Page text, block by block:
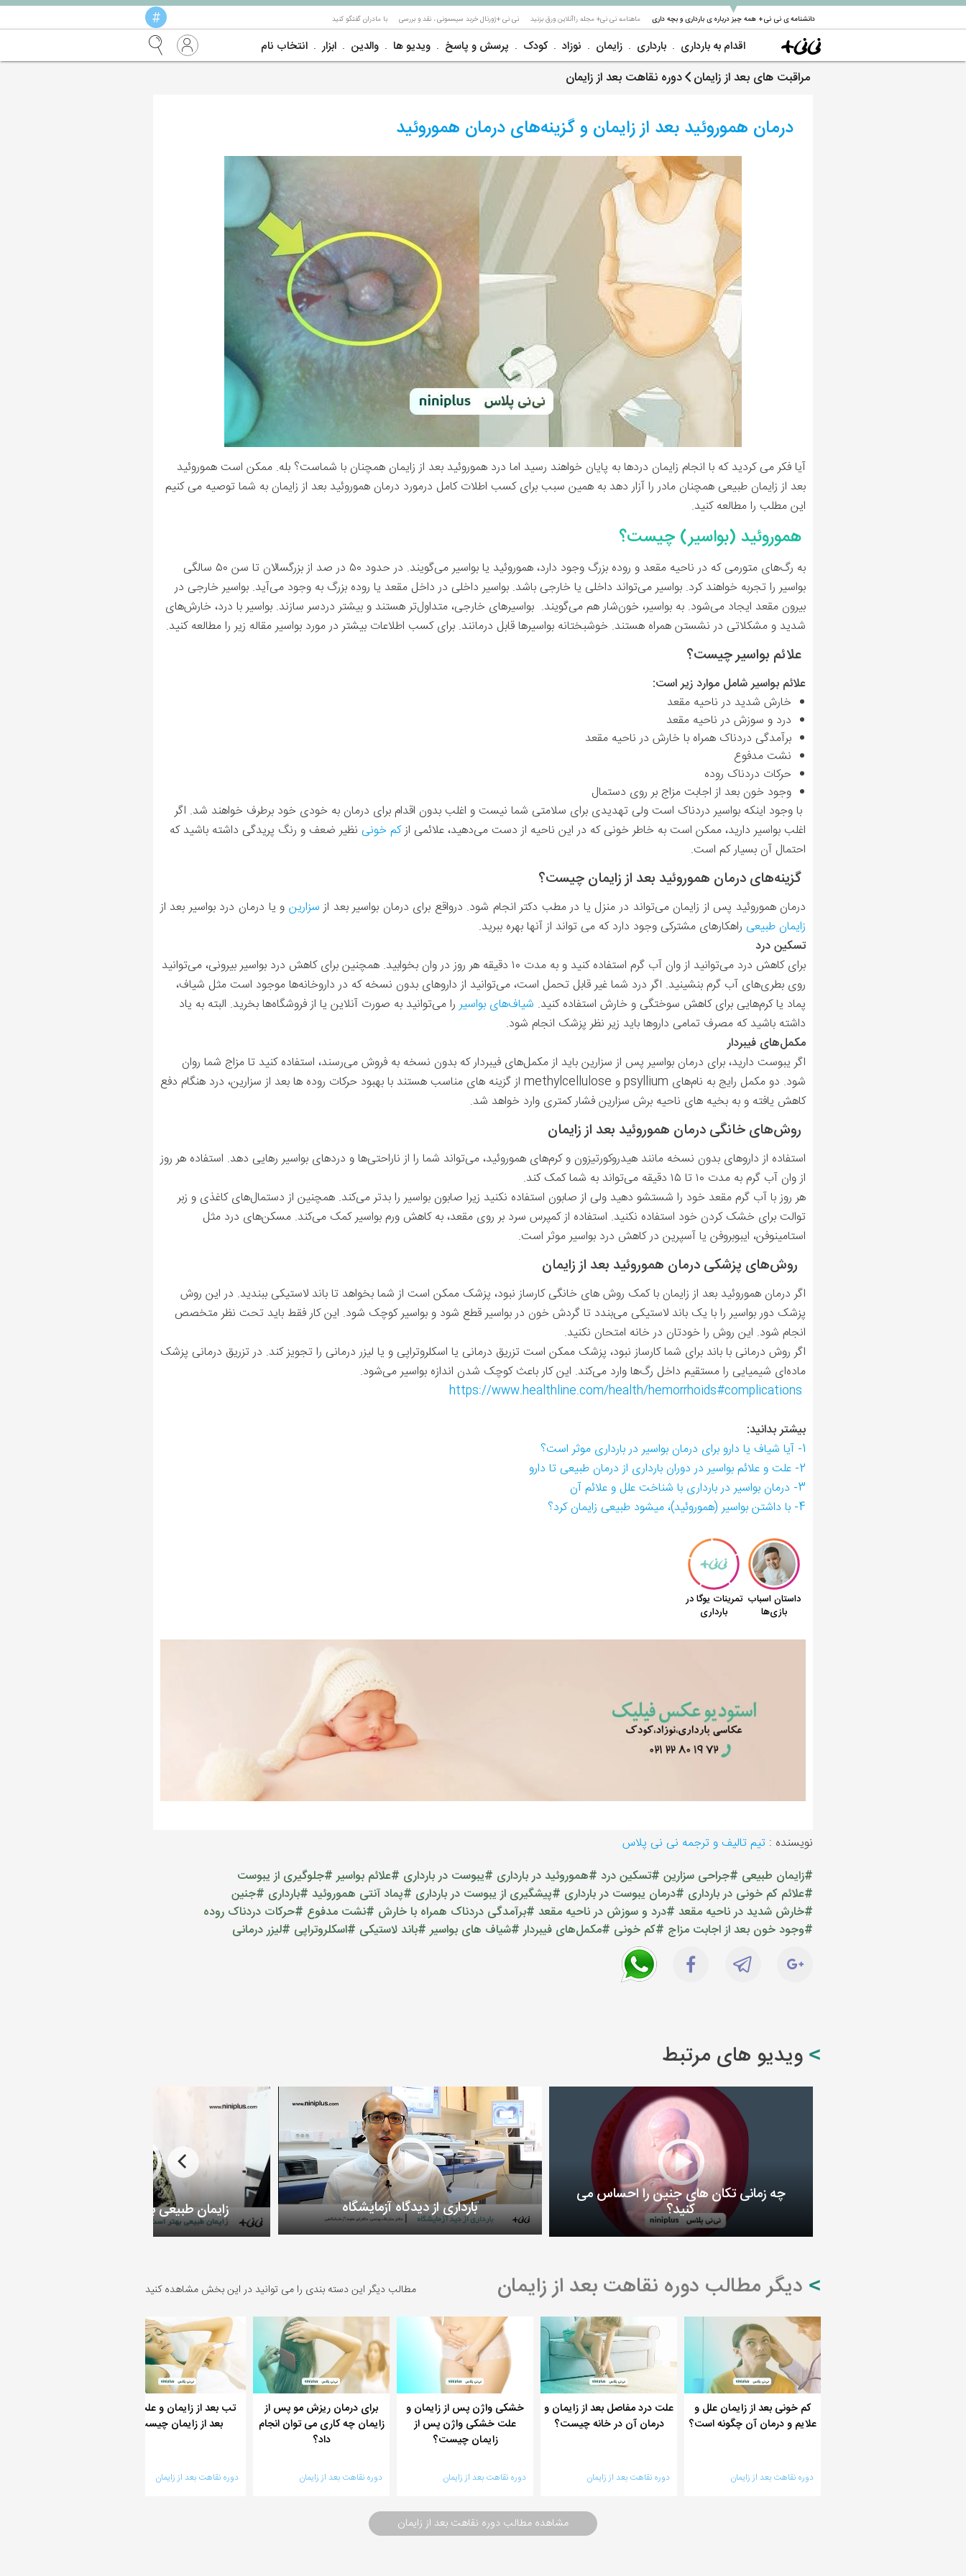
دانشنامه ی نی نی+ همه چیز درباره ی بارداری و بچه داری
▼ ماهنامه نی نی+ مجله راآنلاین ورق بزنید نی نی +ژورنال خربد سیسمونی ، نقد و بررسی با مادران گفتگو کنید #
اقدام به بارداری بارداری زایمان نوزاد کودک پرسش و پاسخ ویدیو ها والدین ابزار انتخاب نام
مراقبت های بعد از زایمان دوره نقاهت بعد از زایمان
درمان هموروئید بعد از زایمان و گزینه‌های درمان هموروئید
آیا فکر می کردید که با انجام زایمان دردها به پایان خواهند رسید اما درد هموروئید بعد از زایمان همچنان با شماست؟ بله. ممکن است هموروئید
بعد از زایمان طبیعی همچنان مادر را آزار دهد به همین سبب برای کسب اطلات کامل درمورد درمان هموروئید بعد از زایمان به شما توصیه می کنیم
این مطلب را مطالعه کنید.
هموروئید (بواسیر) چیست؟
به رگ‌های متورمی که در ناحیه مقعد و روده بزرگ وجود دارد، هموروئید یا بواسیر می‌گویند. در حدود ۵۰ در صد از بزرگسالان تا سن ۵۰ سالگی
بواسیر را تجربه خواهند کرد. بواسیر می‌تواند داخلی یا خارجی باشد. بواسیر داخلی در داخل مقعد یا روده بزرگ به وجود می‌آید. بواسیر خارجی در
بیرون مقعد ایجاد می‌شود. به بواسیر، خون‌شار هم می‌گویند. بواسیرهای خارجی، متداول‌تر هستند و بیشتر دردسر سازند. بواسیر با درد، خارش‌های
شدید و مشکلاتی در نشستن همراه هستند. خوشبختانه بواسیرها قابل درمانند. برای کسب اطلاعات بیشتر در مورد بواسیر مقاله زیر را مطالعه کنید.
علائم بواسیر چیست؟
علائم بواسیر شامل موارد زیر است:
خارش شدید در ناحیه مقعد
درد و سوزش در ناحیه مقعد
برآمدگی دردناک همراه با خارش در ناحیه مقعد
نشت مدفوع
حرکات دردناک روده
وجود خون بعد از اجابت مزاج بر روی دستمال
با وجود اینکه بواسیر دردناک است ولی تهدیدی برای سلامتی شما نیست و اغلب بدون اقدام برای درمان به خودی‌ خود برطرف خواهند شد. اگر
اغلب بواسیر دارید، ممکن است به خاطر خونی که در این ناحیه از دست می‌دهید، علائمی ازکم خونی نظیر ضعف و رنگ پریدگی داشته باشید که
احتمال آن بسیار کم است.
گزینه‌های درمان هموروئید بعد از زایمان چیست؟
درمان هموروئید پس از زایمان می‌تواند در منزل یا در مطب دکتر انجام شود. درواقع برای درمان بواسیر بعد ازسزارین و یا درمان درد بواسیر بعد از
زایمان طبیعی راهکارهای مشترکی وجود دارد که می تواند از آنها بهره ببرید.
تسکین درد
برای کاهش درد می‌توانید از وان آب گرم استفاده کنید و به مدت ۱۰ دقیقه هر روز در وان بخوابید. همچنین برای کاهش درد بواسیر بیرونی، می‌توانید
روی بطری‌های آب گرم بنشینید. اگر درد شما غیر قابل تحمل است، می‌توانید از داروهای بدون نسخه که در داروخانه‌ها موجود است مثل شیاف،
پماد یا کرم‌هایی برای کاهش سوختگی و خارش استفاده کنید. شیاف‌های بواسیررا می‌توانید به صورت آنلاین یا از فروشگاه‌ها بخرید. البته به یاد
داشته باشید که مصرف تمامی داروها باید زیر نظر پزشک انجام شود.
مکمل‌های فیبردار
اگر یبوست دارید، برای درمان بواسیر پس از سزارین باید از مکمل‌های فیبردار که بدون نسخه به فروش می‌رسند، استفاده کنید تا مزاج شما روان
شود. دو مکمل رایج به نام‌های psyllium و methylcellulose از گزینه های مناسب هستند با بهبود حرکات روده ها بعد از سزارین، درد هنگام دفع
کاهش یافته و به بخیه های ناحیه برش سزارین فشار کمتری وارد خواهد شد.
روش‌های خانگی درمان هموروئید بعد از زایمان
استفاده از داروهای بدون نسخه مانند هیدروکورتیزون و کرم‌های هموروئید،‌ می‌تواند شما را از ناراحتی‌ها و دردهای بواسیر رهایی دهد. استفاده هر روز
از وان آب گرم به مدت ۱۰ تا ۱۵ دقیقه می‌تواند به شما کمک کند.
هر روز با آب گرم مقعد خود را شستشو دهید ولی از صابون استفاده نکنید زیرا صابون بواسیر را بدتر می‌کند. همچنین از دستما‌ل‌های کاغذی و زبر
توالت برای خشک کردن خود استفاده نکنید. استفاده از کمپرس سرد بر روی مقعد،‌ به کاهش ورم بواسیر کمک می‌کند. مسکن‌های درد مثل
استامینوفن، ایبوبروفن یا آسپرین در کاهش درد بواسیر موثر است.
روش‌های پزشکی درمان هموروئید بعد از زایمان
اگر درمان هموروئید بعد از زایمان با کمک روش های خانگی کارساز نبود، پزشک ممکن است از شما بخواهد تا باند لاستیکی ببندید. در این روش
پزشک دور بواسیر را با یک باند لاستیکی می‌بندد تا گردش خون در بواسیر قطع شود و بواسیر کوچک شود. این کار فقط باید تحت نظر متخصص
انجام شود. این روش را خودتان در خانه امتحان نکنید.
اگر روش درمانی با باند برای شما کارساز نبود، پزشک ممکن است تزریق درمانی یا اسکلروتراپی و یا لیزر درمانی را تجویز کند. در تزریق درمانی پزشک
ماده‌ای شیمیایی را مستقیم داخل رگ‌ها وارد می‌کند. این کار باعث کوچک شدن اندازه بواسیر می‌شود.
https://www.healthline.com/health/hemorrhoids#complications
بیشتر بدانید:
1- آیا شیاف یا دارو برای درمان بواسیر در بارداری موثر است؟
2- علت و علائم بواسیر در دوران بارداری از درمان طبیعی تا دارو
3- درمان بواسیر در بارداری با شناخت علل و علائم آن
4- با داشتن بواسیر (هموروئید)، میشود طبیعی زایمان کرد؟
نویسنده : تیم تالیف و ترجمه نی نی پلاس
#زایمان طبیعی #جراحی سزارین #تسکین درد #هموروئید در بارداری #یبوست در بارداری #علائم بواسیر #جلوگیری از یبوست
#علائم کم خونی در بارداری #درمان یبوست در بارداری #پیشگیری از یبوست در بارداری #پماد آنتی هموروئید #بارداری #جنین
#خارش شدید در ناحیه مقعد #درد و سوزش در ناحیه مقعد #برآمدگی دردناک همراه با خارش #نشت مدفوع #حرکات دردناک روده
#وجود خون بعد از اجابت مزاج #کم خونی #مکمل‌های فیبردار #شیاف های بواسیر #باند لاستیکی #اسکلروتراپی #لیزر درمانی
ویدیو های مرتبط
چه زمانی تکان های جنین را احساس می
کنید؟ بارداری از دیدگاه آزمایشگاه زایمان طبیعی بهتر است یا سزارین؟
دیگر مطالب دوره نقاهت بعد از زایمان مطالب دیگر این دسته بندی را می توانید در این بخش مشاهده کنید
کم خونی بعد از زایمان علل و
علایم و درمان‌ آن چگونه است؟
دوره نقاهت بعد از زایمان
علت درد مفاصل بعد از زایمان و
درمان آن در خانه چیست؟
دوره نقاهت بعد از زایمان
خشکی واژن پس از زایمان و
علت خشکی واژن پس از
زایمان چیست؟
دوره نقاهت بعد از زایمان
برای درمان ریزش مو پس از
زایمان چه کاری می توان انجام
داد؟
دوره نقاهت بعد از زایمان
تب بعد از زایمان و علت تب
بعد از زایمان چیست؟
دوره نقاهت بعد از زایمان
مشاهده مطالب دوره نقاهت بعد از زایمان